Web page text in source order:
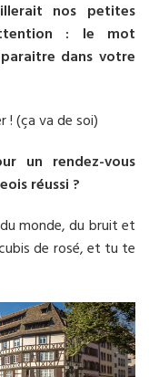
nos petites
: le mot
dans votre
! (ça va de soi)
un rendez-vous
réussi ?
monde, du bruit et
de rosé, et tu te